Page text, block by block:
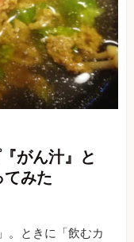
がん汁』と
てみた
。ときに「飲むカ